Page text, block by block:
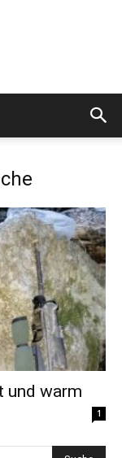
und warm
1